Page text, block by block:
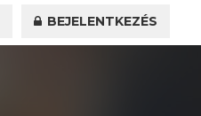
BEJELENTKEZÉS